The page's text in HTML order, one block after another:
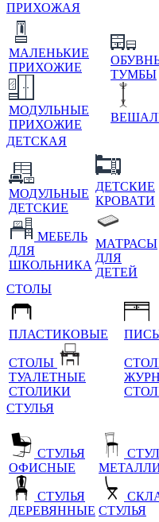
ПРИХОЖАЯ
МАЛЕНЬКИЕ
ПРИХОЖИЕ
МОДУЛЬНЫЕ
ПРИХОЖИЕ
ТУМБЫ
ДЕТСКАЯ
МОДУЛЬНЫЕ
ДЕТСКИЕ
МЕБЕЛЬ
ДЛЯ
ШКОЛЬНИКА
ДЕТСКИЕ
КРОВАТИ
МАТРАСЫ
ДЛЯ
ДЕТЕЙ
СТОЛЫ
ПЛАСТИКОВЫЕ
СТОЛЫ
ТУАЛЕТНЫЕ
СТОЛИКИ
СТУЛЬЯ
СТУЛЬЯ
ОФИСНЫЕ
СТУЛЬЯ
ДЕРЕВЯННЫЕ СТУЛЬЯ